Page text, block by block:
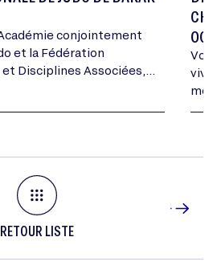
conjointement
et la Fédération
et Disciplines Associées,
RETOUR LISTE